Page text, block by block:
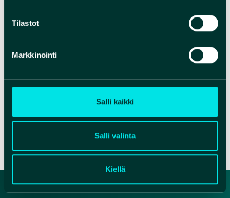
Tilastot
Markkinointi
Salli kaikki
Salli valinta
Kiellä